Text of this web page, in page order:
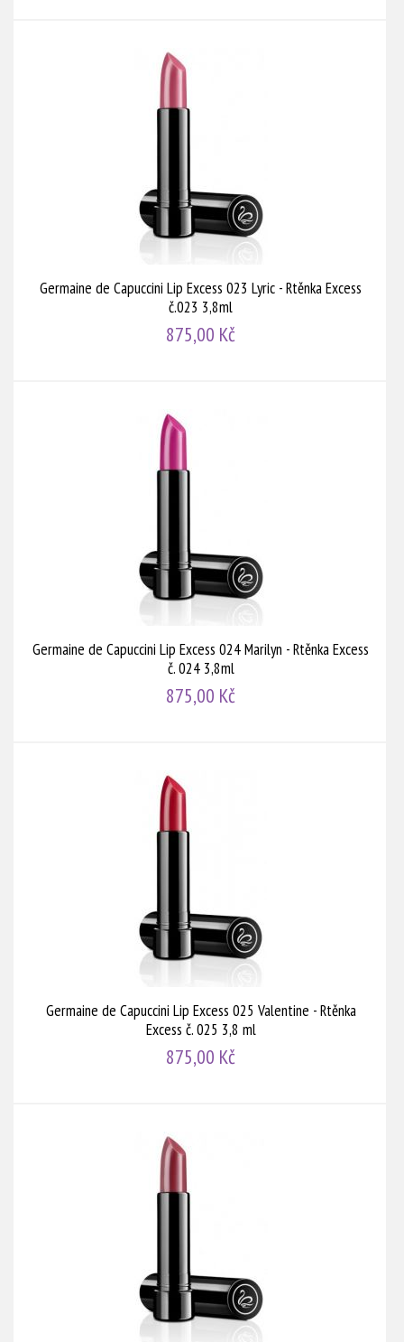
Germaine de Capuccini Lip Excess 023 Lyric - Rtěnka Excess
č.023 3,8ml
875,00 Kč
Germaine de Capuccini Lip Excess 024 Marilyn - Rtěnka Excess
č. 024 3,8ml
875,00 Kč
Germaine de Capuccini Lip Excess 025 Valentine - Rtěnka
Excess č. 025 3,8 ml
875,00 Kč